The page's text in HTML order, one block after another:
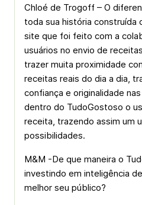
Chloé de Trogoff – O
toda sua história construída
site que foi feito com a
usuários no envio de
trazer muita proximidade
receitas reais do dia a dia,
confiança e originalidade
dentro do TudoGostoso o
receita, trazendo assim um
possibilidades.
M&M -De que maneira o
investindo em inteligência
melhor seu público?